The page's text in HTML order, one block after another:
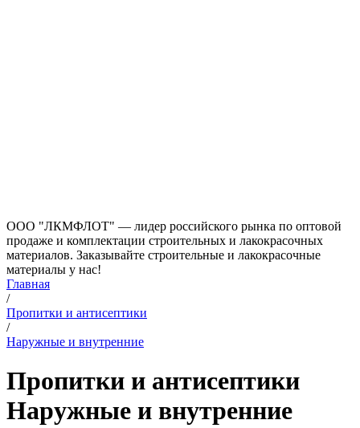
ООО "ЛКМФЛОТ" — лидер российского рынка по оптовой
продаже и комплектации строительных и лакокрасочных
материалов. Заказывайте строительные и лакокрасочные
материалы у нас!
Главная
/
Пропитки и антисептики
/
Наружные и внутренние
Пропитки и антисептики
Наружные и внутренние